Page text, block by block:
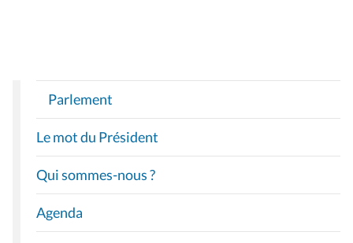
N
A
V
I
G
A
T
Parlement
Le mot du Président
Qui sommes-nous ?
Agenda